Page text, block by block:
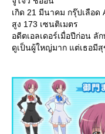
เกิด 21 มีนาคม กรุ๊ปเลือด
สูง 173 เซนติเมตร
อดีตเอลเดอร์เมื่อปีก่อน
ดูเป็นผู้ใหญ่มาก แต่เธอมี